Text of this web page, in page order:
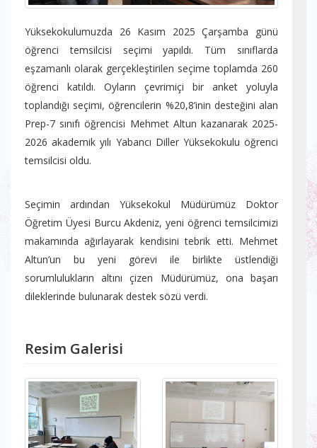
Yüksekokulumuzda 26 Kasım 2025 Çarşamba günü
öğrenci temsilcisi seçimi yapıldı. Tüm sınıflarda
eşzamanlı olarak gerçekleştirilen seçime toplamda 260
öğrenci katıldı. Oyların çevrimiçi bir anket yoluyla
toplandığı seçimi, öğrencilerin %20,8’inin desteğini alan
Prep-7 sınıfı öğrencisi Mehmet Altun kazanarak 2025-
2026 akademik yılı Yabancı Diller Yüksekokulu öğrenci
temsilcisi oldu.
Seçimin ardından Yüksekokul Müdürümüz Doktor
Öğretim Üyesi Burcu Akdeniz, yeni öğrenci temsilcimizi
makamında ağırlayarak kendisini tebrik etti. Mehmet
Altun’un bu yeni görevi ile birlikte üstlendiği
sorumlulukların altını çizen Müdürümüz, ona başarı
dileklerinde bulunarak destek sözü verdi.
Resim Galerisi